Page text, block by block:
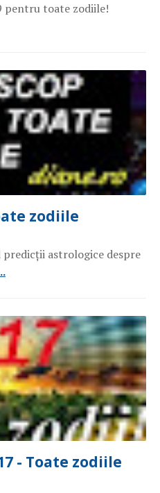
pentru toate zodiile!
zodiile
astrologice despre
- Toate zodiile